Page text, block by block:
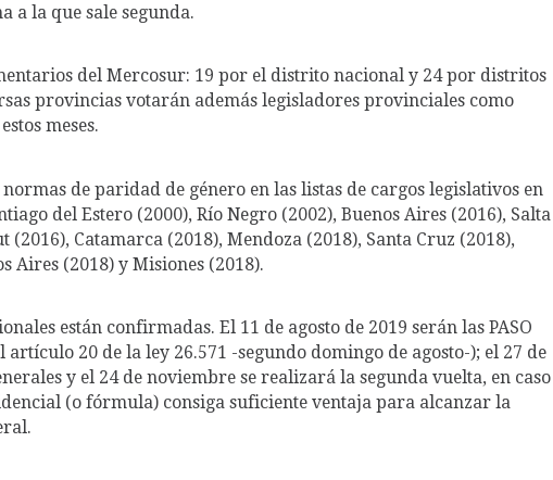
a la que sale segunda.
del Mercosur: 19 por el distrito nacional y 24 por distritos
provincias votarán además legisladores provinciales como
meses.
de paridad de género en las listas de cargos legislativos en
del Estero (2000), Río Negro (2002), Buenos Aires (2016), Salta
(2016), Catamarca (2018), Mendoza (2018), Santa Cruz (2018),
Aires (2018) y Misiones (2018).
están confirmadas. El 11 de agosto de 2019 serán las PASO
20 de la ley 26.571 -segundo domingo de agosto-); el 27 de
y el 24 de noviembre se realizará la segunda vuelta, en caso
(o fórmula) consiga suficiente ventaja para alcanzar la